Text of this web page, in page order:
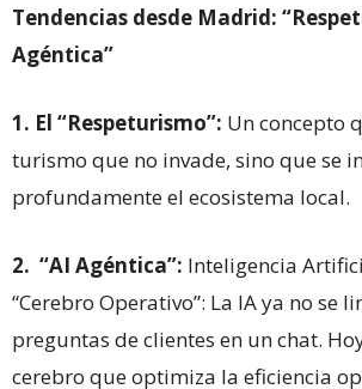
Tendencias desde Madrid:
Agéntica”
1. El “Respeturismo”: Un concepto
turismo que no invade, sino que se
profundamente el ecosistema local.
2. “AI Agéntica”: Inteligencia
“Cerebro Operativo”: La IA ya no se
preguntas de clientes en un chat.
cerebro que optimiza la eficiencia